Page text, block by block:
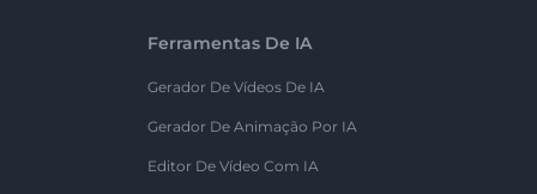
Ferramentas De IA
Gerador De Vídeos De IA
Gerador De Animação Por IA
Editor De Vídeo Com IA